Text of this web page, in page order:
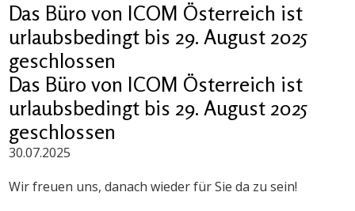
Das Büro von ICOM Österreich ist
urlaubsbedingt bis 29. August 2025
geschlossen
Das Büro von ICOM Österreich ist
urlaubsbedingt bis 29. August 2025
geschlossen
30.07.2025
Wir freuen uns, danach wieder für Sie da zu sein!